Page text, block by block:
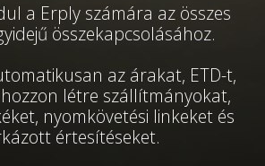
a Erply számára az összes
összekapcsolásához.
az árakat, ETD-t,
hozzon létre szállítmányokat,
nyomkövetési linkeket és
értesítéseket.